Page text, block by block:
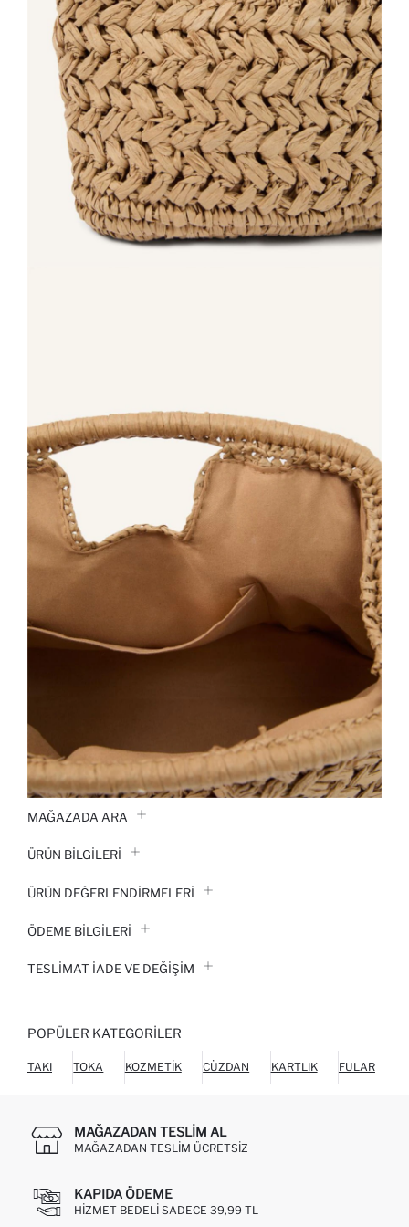
MAĞAZADA ARA
ÜRÜN BILGILERI
ÜRÜN DEĞERLENDİRMELERİ
ÖDEME BİLGİLERİ
TESLIMAT İADE VE DEĞIŞIM
POPÜLER KATEGORILER
TAKI TOKA KOZMETIK CÜZDAN KARTLIK FULAR
MAĞAZADAN TESLIM AL
MAĞAZADAN TESLIM ÜCRETSIZ
KAPIDA ÖDEME
HIZMET BEDELI SADECE 39,99 TL